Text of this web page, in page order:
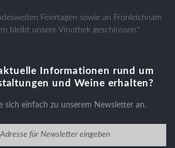
Feiertagen sowie an Fronleichnam
bleibt unsere Vinothek geschlossen."
Informationen rund um
und Weine erhalten?
sich einfach zu unserem Newsletter an.